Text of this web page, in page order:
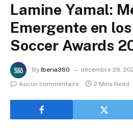
Lamine Yamal:
Emergente en
Soccer Awards
By Iberia360
décembre 28,
Aucun commentaire
2 Mins Read